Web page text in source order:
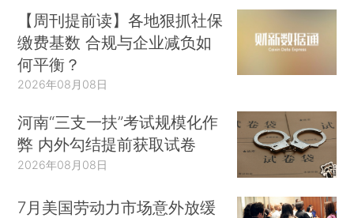
【周刊提前读】各地狠抓社保
缴费基数 合规与企业减负如
何平衡？
2026年08月08日
河南“三支一扶”考试规模化作
弊 内外勾结提前获取试卷
2026年08月08日
7月美国劳动力市场意外放缓